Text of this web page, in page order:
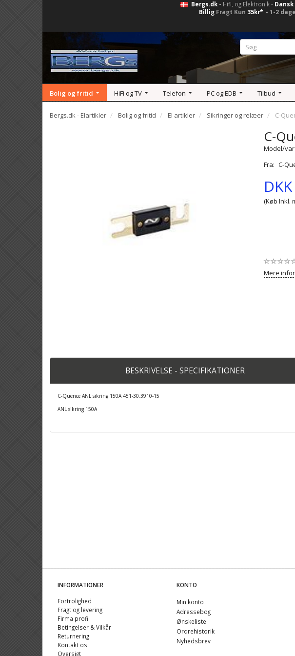
Bergs.dk- Hifi, og Elektronik - Dansk
Billig Fragt Kun 35kr* - 1-2
Bolig og fritid HiFi og TV Telefon PC og EDB Tilbud
Bergs.dk - Elartikler Bolig og fritid El artikler Sikringer og relæer C-
C-
Model/
Fra: C-
(Køb Inkl.
Mere
BESKRIVELSE - SPECIFIKATIONER
C-Quence ANL sikring 150A 451-30.3910-15
ANL sikring 150A
INFORMATIONER
Fortrolighed
Fragt og levering
Firma profil
Betingelser & Vilkår
Returnering
Kontakt os
Oversigt
KONTO
Min konto
Adressebog
Ønskeliste
Ordrehistorik
Nyhedsbrev